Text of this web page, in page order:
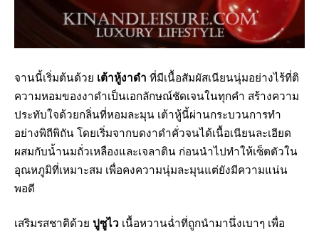
จานนี้เริ่มต้นด้วย เต้าหู้งาดำ ที่มีเนื้อสัมผัสเนียนนุ่มอย่างไร้ที่ติ
ความหอมของงาดำเป็นเอกลักษณ์ชัดเจนในทุกคำ สร้างความ
ประทับใจด้วยกลิ่นที่หอมละมุน เต้าหู้นี้ผ่านกระบวนการทำ
อย่างพิถีพิถัน โดยเริ่มจากบดงาดำคั่วจนได้เนื้อเนียนละเอียด
ผสมกับน้ำนมถั่วเหลืองและเจลาติน ก่อนนำไปทำให้เซ็ตตัวใน
อุณหภูมิที่เหมาะสม เพื่อคงความนุ่มละมุนแต่ยังมีความแน่น
พอดี
เสริมรสชาติด้วย ปูซูไว เนื้อหวานฉ่ำที่ถูกนำมานึ่งเบาๆ เพื่อ